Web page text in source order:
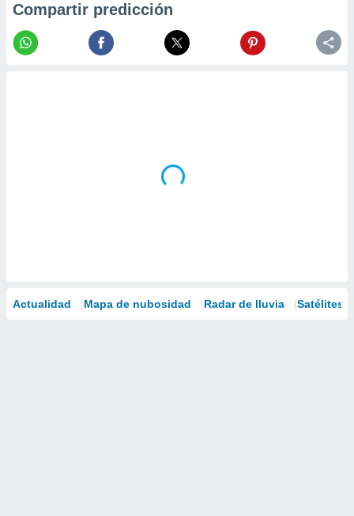
Compartir predicción
Actualidad Mapa de nubosidad Radar de lluvia Satélites